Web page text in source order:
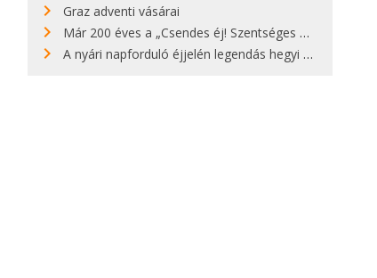
Graz adventi vásárai
Már 200 éves a „Csendes éj! Szentséges éj!”
A nyári napforduló éjjelén legendás hegyi tüzek világítják meg Zugspitzét